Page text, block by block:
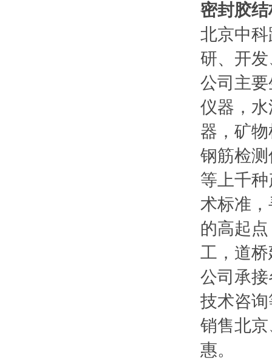
密封胶
北京中
研、开
公司主
仪器，
器，矿
钢筋检
等上千
术标准
的高起
工，道
公司承
技术咨
销售北
惠。